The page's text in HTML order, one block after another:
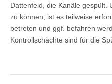
Dattenfeld, die Kanäle gespült.
zu können, ist es teilweise
betreten und ggf. befahren
Kontrollschächte sind für die